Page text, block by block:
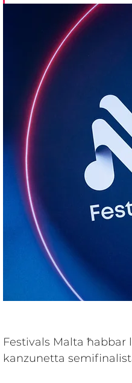
Festivals Malta
kanzunetta